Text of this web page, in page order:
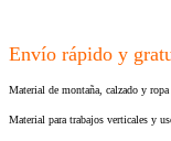
Envío rápido y
Material de montaña, calzado y
Material para trabajos verticales y